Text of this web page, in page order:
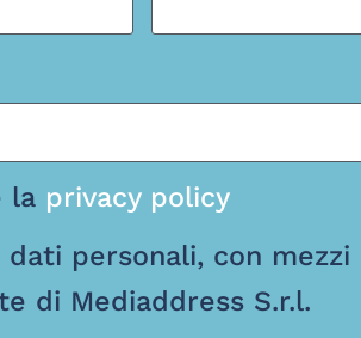
la privacy policy
personali, con mezzi
di Mediaddress S.r.l.